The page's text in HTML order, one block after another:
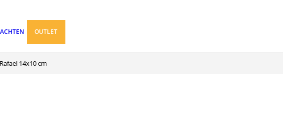
OUTLET
14x10 cm